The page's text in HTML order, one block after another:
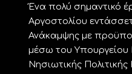
Ένα πολύ σημαντικό
Αργοστολίου
Ανάκαμψης με
μέσω του Υπουργείου
Νησιωτικής